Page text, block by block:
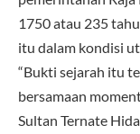
1750 atau 235
itu dalam kondisi
“Bukti sejarah itu
bersamaan
Sultan Ternate